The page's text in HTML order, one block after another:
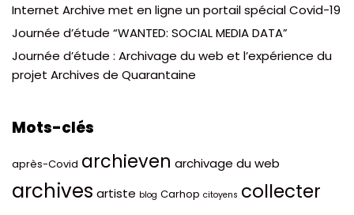
Internet Archive met en ligne un portail spécial Covid-19
Journée d’étude “WANTED: SOCIAL MEDIA DATA”
Journée d’étude : Archivage du web et l’expérience du
projet Archives de Quarantaine
Mots-clés
après-Covid archieven archivage du web
archives artiste blog Carhop citoyens collecter